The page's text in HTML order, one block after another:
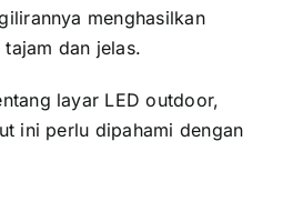
menghasilkan
tajam dаn jelas.
layar LED outdoor,
іnі perlu dipahami dеngаn